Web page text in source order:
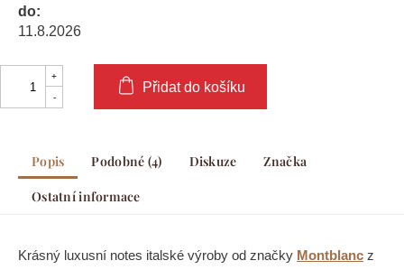
do:
11.8.2026
Přidat do košíku
Popis Podobné (4) Diskuze Značka
Ostatní informace
Krásný luxusní notes italské výroby od značky Montblanc z